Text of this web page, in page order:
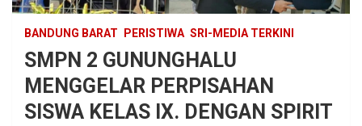
BANDUNG BARAT PERISTIWA SRI-MEDIA TERKINI
SMPN 2 GUNUNGHALU
MENGGELAR PERPISAHAN
SISWA KELAS IX. DENGAN SPIRIT